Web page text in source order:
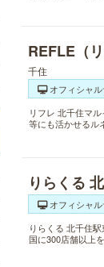
REFLE（
千住
オフィシャル
リフレ 北千住マ
等にも活かせるル
りらくる
オフィシャル
りらくる 北千住
国に300店舗以上